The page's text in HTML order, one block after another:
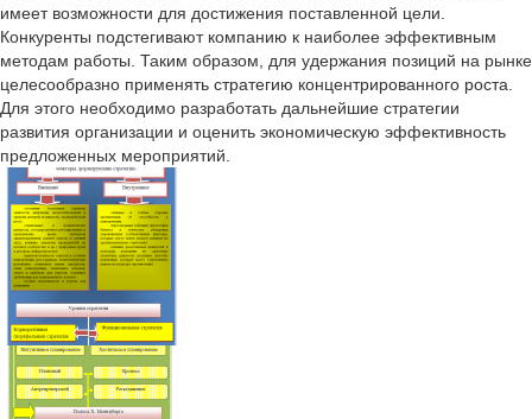
имеет возможности для достижения поставленной цели.
Конкуренты подстегивают компанию к наиболее эффективным
методам работы. Таким образом, для удержания позиций на рынке
целесообразно применять стратегию концентрированного роста.
Для этого необходимо разработать дальнейшие стратегии
развития организации и оценить экономическую эффективность
предложенных мероприятий.